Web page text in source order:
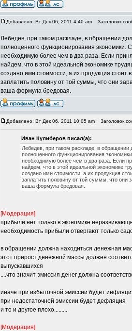
Добавлено: Вт Дек 06, 2011 4:40 am Заголовок
Лебедев, при таком раскладе, в обращении
полноценного функционирования экономики.
необходимую более чем в два раза. Если
найдем, что в этой идеальной экономике
создано ими стоимости, а их продукция
заплатить половину от той суммы, что они
ваша формула бредовая.
Добавлено: Вт Дек 06, 2011 10:05 am Заголовок
Иван Кулиберов писал(а):
Лебедев, при таком раскладе, в
полноценного функционирования
необходимую более чем в два раза. Если
найдем, что в этой идеальной экономике
создано ими стоимости, а их продукция
заплатить половину от той суммы, что они
ваша формула бредовая.
[Модерация]
прибыли нет только в экономике
необходимость прибыли отвергают только
в обращении должна находиться денежная
этот прирост денежной массы должен
выпускавшихся
....что значит эмиссия денег должна
иначе при избыточной эмиссии будет
при недостаточной эмиссии будет дефляция
и то и другое плохо.........
[Модерация]